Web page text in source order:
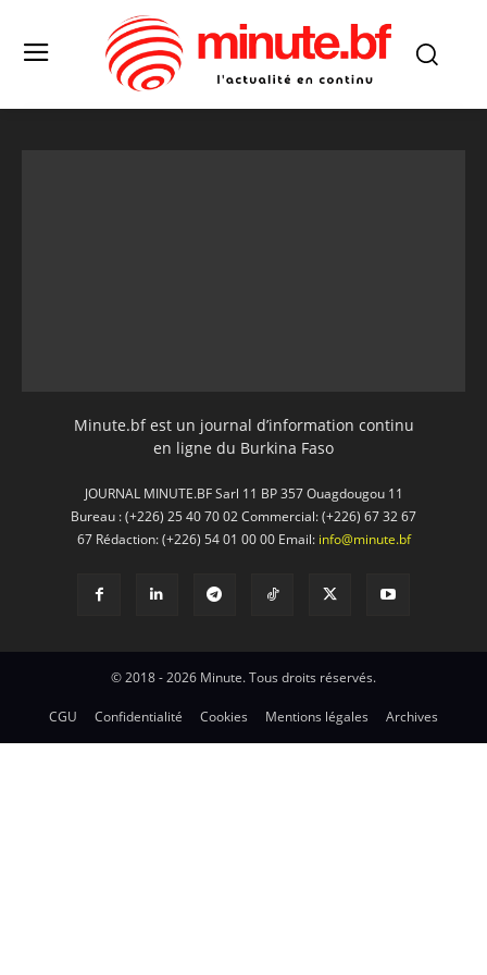
Minute.bf est un journal d’information continu
en ligne du Burkina Faso
JOURNAL MINUTE.BF Sarl 11 BP 357 Ouagdougou 11
Bureau : (+226) 25 40 70 02 Commercial: (+226) 67 32 67
67 Rédaction: (+226) 54 01 00 00 Email: info@minute.bf
© 2018 - 2026 Minute. Tous droits réservés.
CGU Confidentialité Cookies Mentions légales Archives